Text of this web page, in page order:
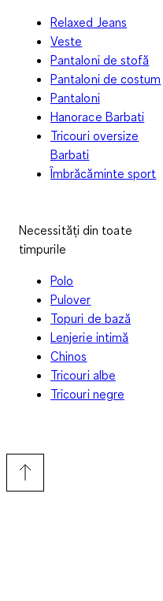
Relaxed Jeans
Veste
Pantaloni de stofă
Pantaloni de costum
Pantaloni
Hanorace Barbati
Tricouri oversize
Barbati
Îmbrăcăminte sport
Necessități din toate
timpurile
Polo
Pulover
Topuri de bază
Lenjerie intimă
Chinos
Tricouri albe
Tricouri negre